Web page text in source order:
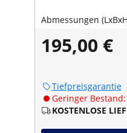
Abmessungen
195,00 €
Tiefpreisgarantie
Geringer
KOSTENLOSE